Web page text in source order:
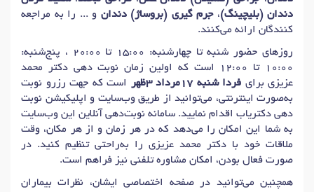
دندان (بلیچینگ)،جرم گیری (بروساژ) دندان و ... را به مراجعه
کنندگان ارائه می‌کنند.
روزهای حضور شنبه تا چهارشنبه: 15:00 تا 20:00 ، پنج‌شنبه:
10:00 تا 12:00 است که اولین زمان نوبت دهی دکتر محمد
عزیزی برای فردا شنبه 17مرداد 3ظهر
است که جهت رزرو نوبت
به‌صورت اینترنتی، می‌توانید از طریق وب‌سایت و اپلیکیشن نوبت
دهی دکتریاب اقدام نمایید. سامانه نوبت‌دهی آنلاین این وب‌سایت
به شما این امکان را می‌دهد که در هر زمان و از هر مکان، وقت
ملاقات خود با دکتر محمد عزیزی را به‌راحتی تنظیم کنید. در
صورت فعال بودن، امکان مشاوره تلفنی نیز فراهم است.
همچنین می‌توانید در صفحه اختصاصی ایشان، نظرات بیماران